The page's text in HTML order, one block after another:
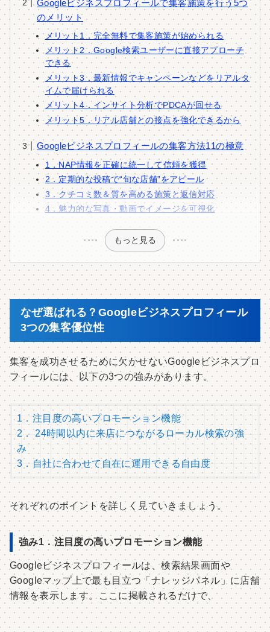
Googleビジネスプロフィールで集客施策を行う5つ
のメリット
メリット1．完全無料で集客施策が始められる
メリット2．Google検索ユーザーに直接アプローチ
できる
メリット3．最新情報でキャンペーンなどをリアルタ
イムで届けられる
メリット4．インサイト分析でPDCAが回せる
メリット5．リアル店舗との接点を強化できるから
Googleビジネスプロフィールの集客方法11の極意
1．NAP情報を正確に統一して信頼を獲得
2．定期的な投稿で“旬な店舗”をアピール
3．クチコミ数＆質を高める施策と返信対応
4．魅力的な写真・動画でイメージを可視化
もっと見る
なぜ選ばれる？Googleビジネスプロフィール
3つの集客優位性
集客を成功させるために欠かせないGoogleビジネスプロ
フィールには、以下の3つの強みがあります。
1．注目度の高いプロモーション機能
2． 24時間以内に来店につながるローカル検索の強
み
3．自社に合わせて自在に運用できる自由度
それぞれのポイントを詳しく見ていきましょう。
強み1．注目度の高いプロモーション機能
Googleビジネスプロフィールは、検索結果画面や
Googleマップ上で最も目立つ「ナレッジパネル」に店舗
情報を表示します。ここに掲載されるだけで、